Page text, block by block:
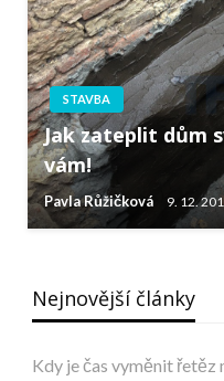
STAVBA
Jak zateplit dům
vám!
Pavla Růžičková 9. 12.
Nejnovější články
Kdy je čas vyměnit řetěz